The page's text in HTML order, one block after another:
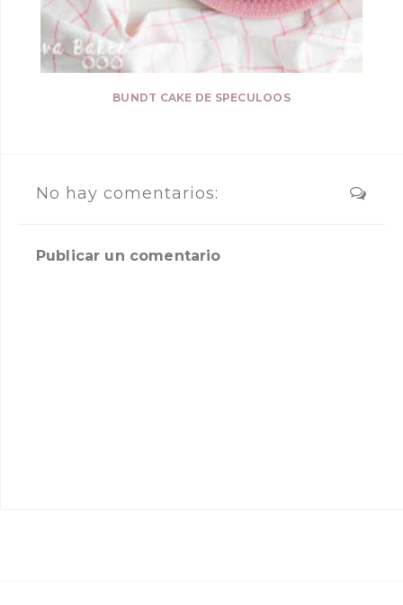
BUNDT CAKE DE SPECULOOS
No hay comentarios:
Publicar un comentario